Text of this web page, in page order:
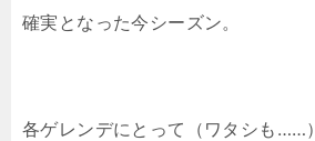
確実となった今シーズン。
各ゲレンデにとって（ワタシも……）